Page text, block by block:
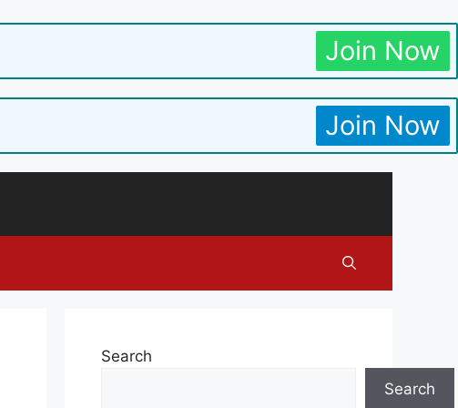
Join Now
Join Now
Search
Search